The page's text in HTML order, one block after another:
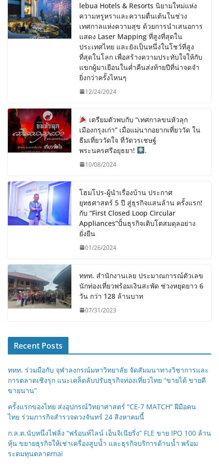
lebua Hotels & Resorts นิยามใหม่แห่ง
ความหรูหราและความตื่นเต้นในช่วง
เทศกาลแห่งความสุข ด้วยการนำเสนอการ
แสดง Laser Mapping ที่สูงที่สุดใน
ประเทศไทย และยังเป็นหนึ่งในโชว์ที่สูง
ที่สุดในโลก เพื่อสร้างความประทับใจให้กับ
แขกผู้มาเยือนในค่ำคืนส่งท้ายปีที่น่าจดจำ
ยิ่งกว่าครั้งไหนๆ
12/24/2024
เตรียมตัวพบกับ “เทศกาลขนหัวลุก
เมืองกรุงเก่า” เมื่อแม่นากอยากเที่ยววัด ใน
ธีมเที่ยววัดใจ ที่วัดวรเชษฐ์
พระนครศรีอยุธยา!
.
10/08/2024
โฮมโปร-ผู้นำเรื่องบ้าน ประกาศ
ยุทธศาสตร์ 5 ปี สู่ธุรกิจแสนล้าน ครั้งแรก!
กับ “First Closed Loop Circular
Appliances”ปั้นธุรกิจเติบโตสมดุลอย่าง
ยั่งยืน
01/26/2024
ททท. สำนักงานเลย ประมาณการณ์ตัวเลข
นักท่องเที่ยวพร้อมเงินสะพัด ช่วงหยุดยาว 6
วัน กว่า 128 ล้านบาท
07/31/2023
Recent Posts
ททท. ร่วมมือกับ จุฬาลงกรณ์มหาวิทยาลัย จัดสัมมนาทางวิชาการและ
การตลาดเชิงรุก แนะเคล็ดลับปรับธุรกิจท่องเที่ยวไทย “ขายได้ ขายดี
ขายนาน”
ครั้งแรกของไทย ส่งอุปกรณ์วิทยาศาสตร์ “CE-7 MATCH” ฝีมือคน
ไทย ร่วมภารกิจสำรวจดวงจันทร์ 24 สิงหาคมนี้
ก.ล.ต.นับหนึ่งไฟลิ่ง “ฟร้อนท์ไลน์ เอ็นจิเนียริ่ง” FLE ขาย IPO 100 ล้าน
หุ้น ขยายธุรกิจให้เช่าเครื่องสูบน้ำ และธุรกิจบริการด้านน้ำ พร้อม
ระดมทุนตลาดmai